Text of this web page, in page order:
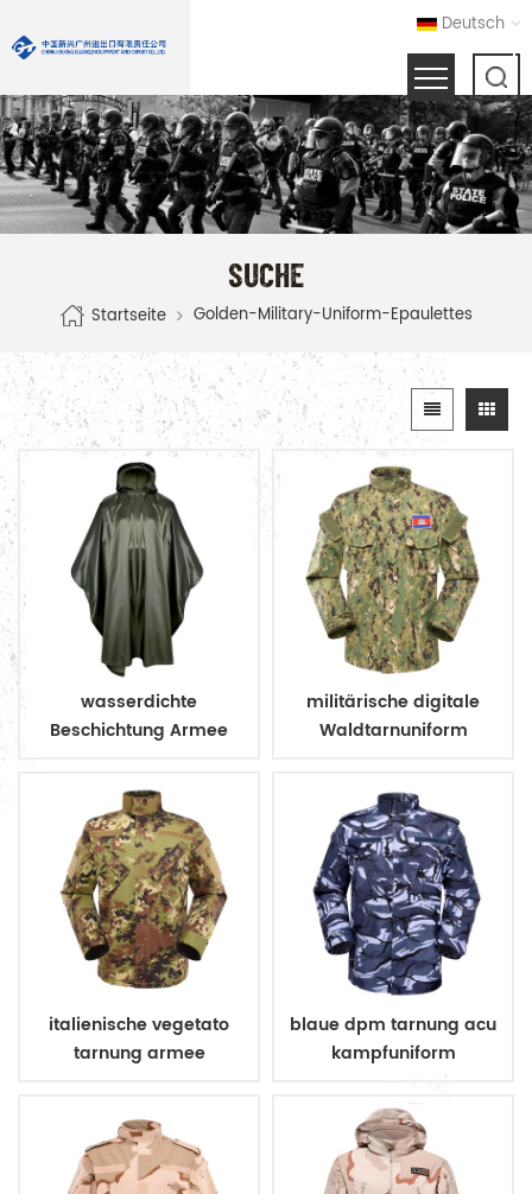
Deutsch
SUCHE
Startseite Golden-Military-Uniform-Epaulettes
wasserdichte
Beschichtung Armee
Poncho
militärische digitale
Waldtarnuniform
italienische vegetato
tarnung armee
blaue dpm tarnung acu
kampfuniform